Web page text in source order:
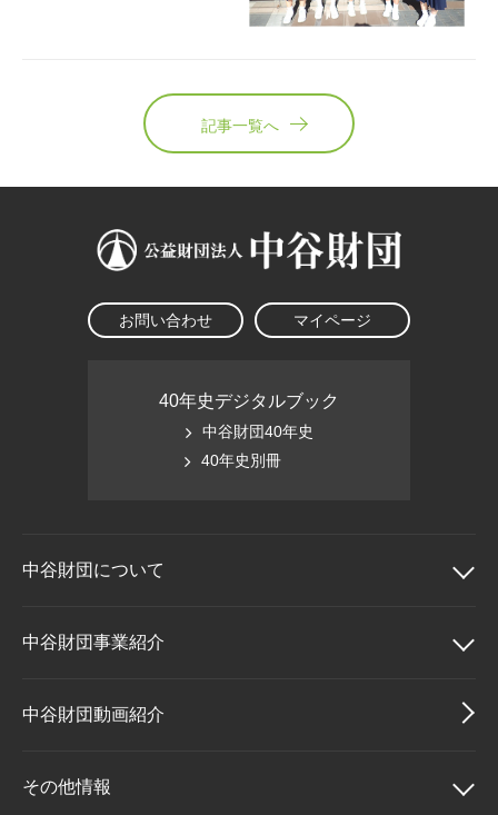
記事一覧へ
お問い合わせ マイページ
40年史デジタルブック
中谷財団40年史
40年史別冊
中谷財団について
中谷財団について
理事長挨拶
設立趣意書
中谷財団事業紹介
中谷財団事業紹介
中谷賞
中谷財団動画紹介
その他情報